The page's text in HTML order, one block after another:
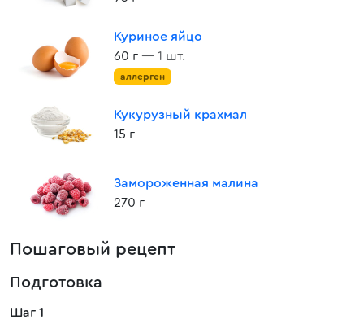
Куриное яйцо
60 г — 1 шт.
аллерген
Кукурузный крахмал
15 г
Замороженная малина
270 г
Пошаговый рецепт
Подготовка
Шаг 1